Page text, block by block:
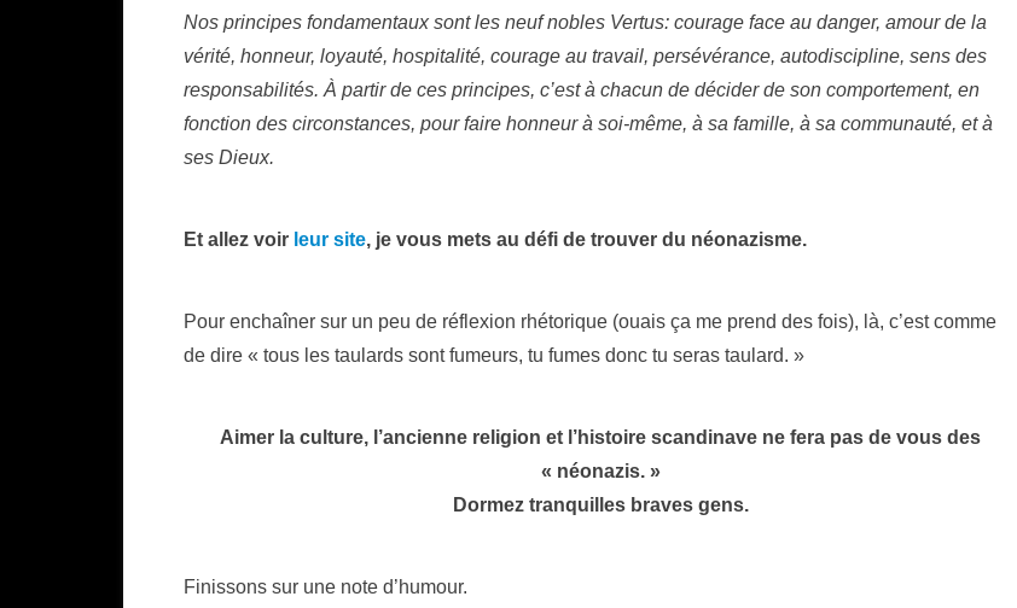
Nos principes fondamentaux sont les neuf nobles Vertus: courage face au danger, amour de la
vérité, honneur, loyauté, hospitalité, courage au travail, persévérance, autodiscipline, sens des
responsabilités. À partir de ces principes, c’est à chacun de décider de son comportement, en
fonction des circonstances, pour faire honneur à soi-même, à sa famille, à sa communauté, et à
ses Dieux.
Et allez voir leur site, je vous mets au défi de trouver du néonazisme.
Pour enchaîner sur un peu de réflexion rhétorique (ouais ça me prend des fois), là, c’est comme
de dire « tous les taulards sont fumeurs, tu fumes donc tu seras taulard. »
Aimer la culture, l’ancienne religion et l’histoire scandinave ne fera pas de vous des
« néonazis. »
Dormez tranquilles braves gens.
Finissons sur une note d’humour.